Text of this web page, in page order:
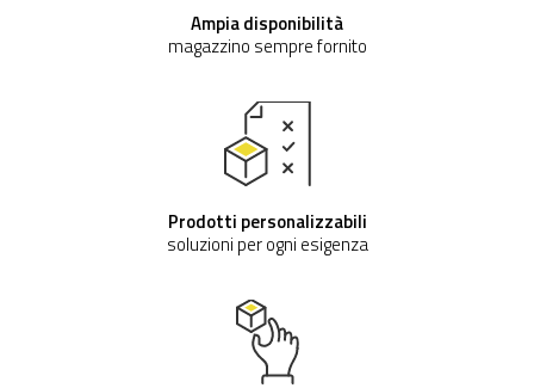
Ampia disponibilità
magazzino sempre fornito
Prodotti personalizzabili
soluzioni per ogni esigenza